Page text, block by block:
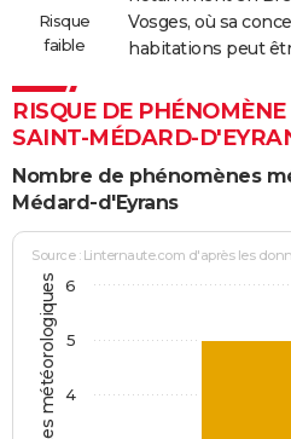
Risque
faible
Vosges, où sa
habitations peut
RISQUE DE
SAINT-MÉDARD-
Nombre de phénomènes
Médard-d'Eyrans
Source : Linternaute.com d'après les
4
5
6